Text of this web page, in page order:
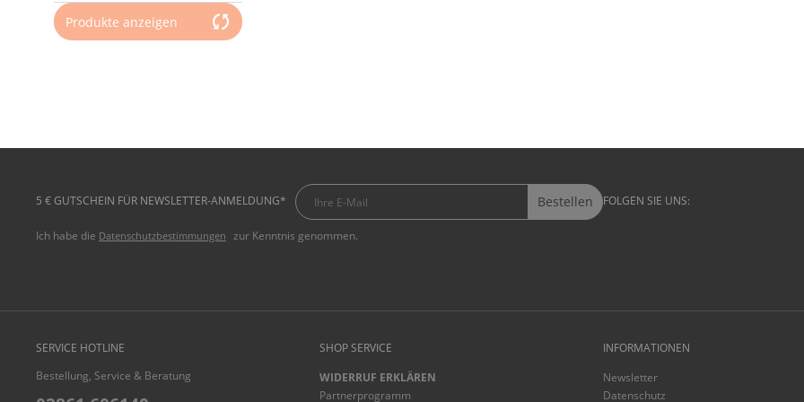
Produkte anzeigen
5 € GUTSCHEIN FÜR NEWSLETTER-ANMELDUNG* Bestellen
Ich habe die Datenschutzbestimmungen zur Kenntnis genommen.
FOLGEN SIE UNS:
SERVICE HOTLINE
Bestellung, Service & Beratung
SHOP SERVICE
WIDERRUF ERKLÄREN
Partnerprogramm
INFORMATIONEN
Newsletter
Datenschutz